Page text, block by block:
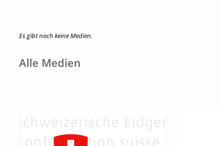
Es gibt noch keine Medien.
Alle Medien